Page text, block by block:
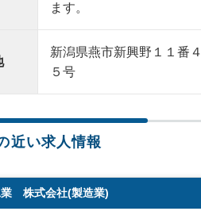
ます。
新潟県燕市新興野１１番４
５号
近い求人情報
業 株式会社(製造業)